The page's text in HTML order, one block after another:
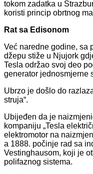
tokom zadatka u
koristi princip obrtnog
Rat sa Edisonom
Već naredne godine, sa
džepu stiže u Njujork
Tesla održao svoj deo
generator jednosmjerne
Ubrzo je došlo do
struja“.
Ubijeđen da je
kompaniju „Tesla
elektromotor na
a 1888. počinje rad sa
Vestinghausom, koji je
polifaznog sistema.